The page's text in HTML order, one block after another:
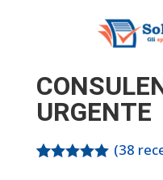
URGENTE
(38